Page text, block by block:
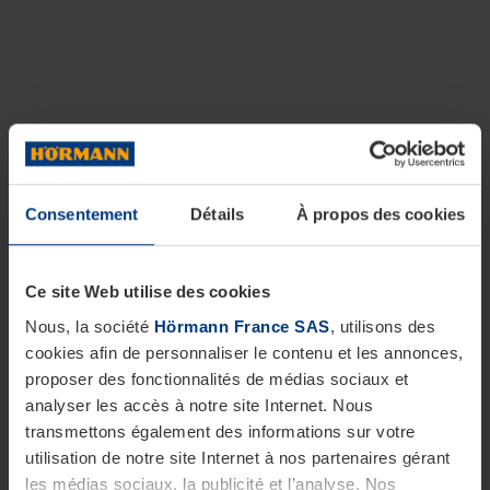
Consentement Détails À propos des cookies
Ce site Web utilise des cookies
Nous, la société Hörmann France SAS, utilisons des
cookies afin de personnaliser le contenu et les annonces,
proposer des fonctionnalités de médias sociaux et
analyser les accès à notre site Internet. Nous
transmettons également des informations sur votre
utilisation de notre site Internet à nos partenaires gérant
les médias sociaux, la publicité et l’analyse. Nos